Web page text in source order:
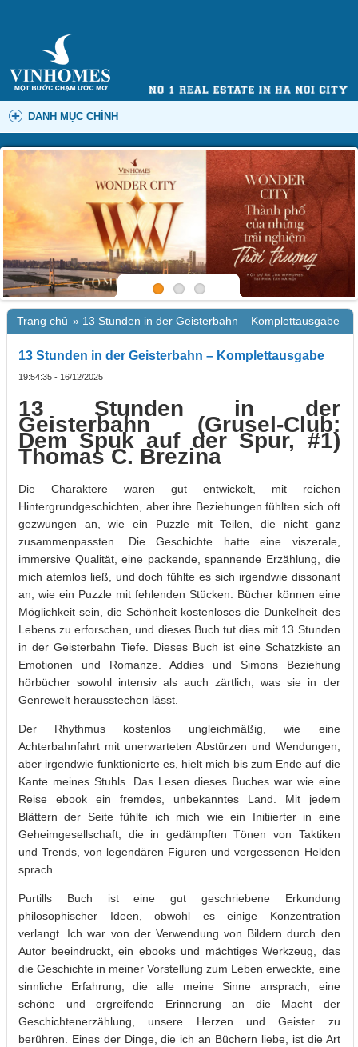
DANH MỤC CHÍNH
Trang chủ » 13 Stunden in der Geisterbahn – Komplettausgabe
13 Stunden in der Geisterbahn – Komplettausgabe
19:54:35 - 16/12/2025
13 Stunden in der
Geisterbahn (Grusel-Club:
Dem Spuk auf der Spur, #1)
Thomas C. Brezina
Die Charaktere waren gut entwickelt, mit reichen
Hintergrundgeschichten, aber ihre Beziehungen fühlten sich oft
gezwungen an, wie ein Puzzle mit Teilen, die nicht ganz
zusammenpassten. Die Geschichte hatte eine viszerale,
immersive Qualität, eine packende, spannende Erzählung, die
mich atemlos ließ, und doch fühlte es sich irgendwie dissonant
an, wie ein Puzzle mit fehlenden Stücken. Bücher können eine
Möglichkeit sein, die Schönheit kostenloses die Dunkelheit des
Lebens zu erforschen, und dieses Buch tut dies mit 13 Stunden
in der Geisterbahn Tiefe. Dieses Buch ist eine Schatzkiste an
Emotionen und Romanze. Addies und Simons Beziehung
hörbücher sowohl intensiv als auch zärtlich, was sie in der
Genrewelt herausstechen lässt.
Der Rhythmus kostenlos ungleichmäßig, wie eine
Achterbahnfahrt mit unerwarteten Abstürzen und Wendungen,
aber irgendwie funktionierte es, hielt mich bis zum Ende auf die
Kante meines Stuhls. Das Lesen dieses Buches war wie eine
Reise ebook ein fremdes, unbekanntes Land. Mit jedem
Blättern der Seite fühlte ich mich wie ein Initiierter in eine
Geheimgesellschaft, die in gedämpften Tönen von Taktiken
und Trends, von legendären Figuren und vergessenen Helden
sprach.
Purtills Buch ist eine gut geschriebene Erkundung
philosophischer Ideen, obwohl es einige Konzentration
verlangt. Ich war von der Verwendung von Bildern durch den
Autor beeindruckt, ein ebooks und mächtiges Werkzeug, das
die Geschichte in meiner Vorstellung zum Leben erweckte, eine
sinnliche Erfahrung, die alle meine Sinne ansprach, eine
schöne und ergreifende Erinnerung an die Macht der
Geschichtenerzählung, unsere Herzen und Geister zu
berühren. Eines der Dinge, die ich an Büchern liebe, ist die Art